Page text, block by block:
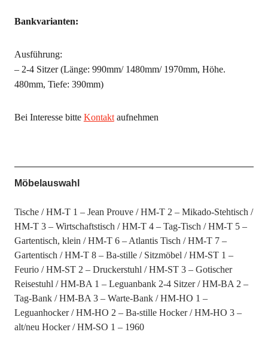
Bankvarianten:
Ausführung:
– 2-4 Sitzer (Länge: 990mm/ 1480mm/ 1970mm, Höhe.
480mm, Tiefe: 390mm)
Bei Interesse bitte Kontaktaufnehmen
Möbelauswahl
Tische HM-T 1 – Jean Prouve
HM-T 2 – Mikado-Stehtisch
HM-T 3 – Wirtschaftstisch
HM-T 4 – Tag-Tisch
HM-T 5 –
Gartentisch, klein
HM-T 6 – Atlantis Tisch
HM-T 7 –
Gartentisch
HM-T 8 – Ba-stille Sitzmöbel
HM-ST 1 –
Feurio
HM-ST 2 – Druckerstuhl
HM-ST 3 – Gotischer
Reisestuhl
HM-BA 1 – Leguanbank 2-4 Sitzer
HM-BA 2 –
Tag-Bank
HM-BA 3 – Warte-Bank
HM-HO 1 –
Leguanhocker
HM-HO 2 – Ba-stille Hocker
HM-HO 3 –
alt/neu Hocker
HM-SO 1 – 1960